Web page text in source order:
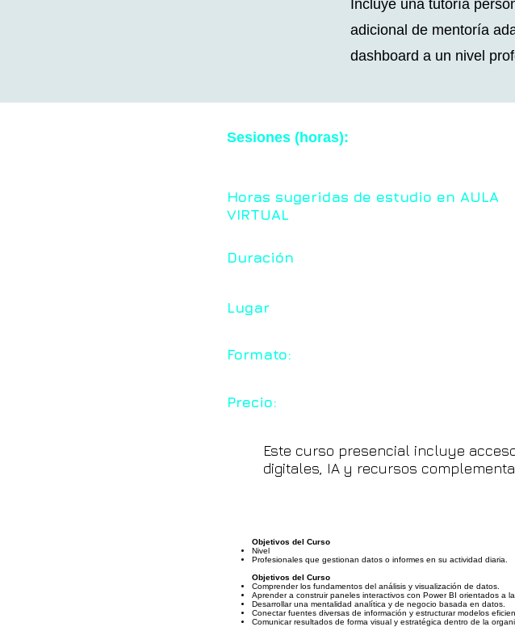
Incluye una tutoría
adicional de mentoría
dashboard a un nivel
Sesiones (horas):
Horas sugeridas de estudio en AULA
VIRTUAL
Duración
Lugar
Formato:
Precio:
Este curso presencial incluye
digitales, IA y recursos
Objetivos del Curso
Nivel
Profesionales que gestionan datos o informes en su actividad diaria.
Objetivos del Curso
Comprender los fundamentos del análisis y visualización de datos.
Aprender a construir paneles interactivos con Power BI orientados a
Desarrollar una mentalidad analítica y de negocio basada en datos.
Conectar fuentes diversas de información y estructurar modelos
Comunicar resultados de forma visual y estratégica dentro de la